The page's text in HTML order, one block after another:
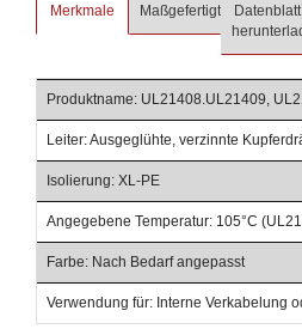
Merkmale Maßgefertigt
Datenblatt
Produktname: UL21408.UL21409,
Leiter: Ausgeglühte, verzinnte
Isolierung: XL-PE
Angegebene Temperatur: 105°C
Farbe: Nach Bedarf angepasst
Verwendung für: Interne Verkabelung